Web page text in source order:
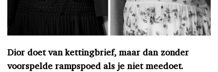
Dior doet van kettingbrief, maar dan zonder
voorspelde rampspoed als je niet meedoet.